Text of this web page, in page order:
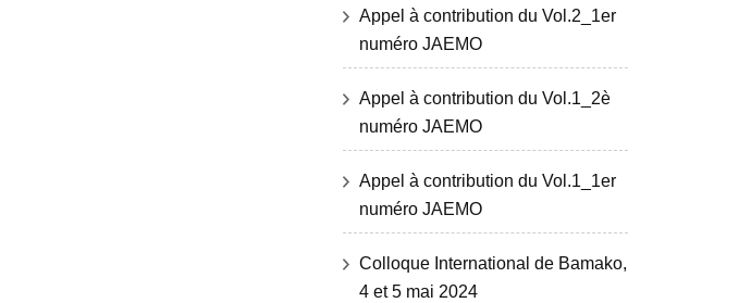
Appel à contribution du Vol.2_1er
numéro JAEMO
Appel à contribution du Vol.1_2è
numéro JAEMO
Appel à contribution du Vol.1_1er
numéro JAEMO
Colloque International de Bamako,
4 et 5 mai 2024